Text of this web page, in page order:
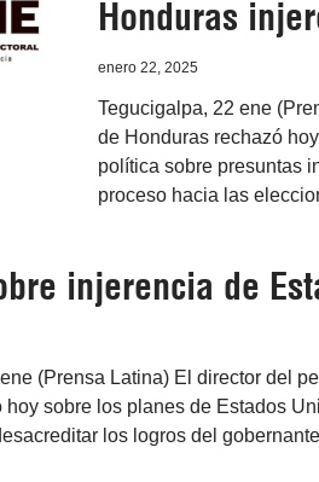
Honduras
enero 22, 2025
Tegucigalpa, 22 ene
de Honduras rechazó
política sobre presuntas
proceso hacia las
injerencia de
(Prensa Latina) El director del
hoy sobre los planes de Estados
los logros del